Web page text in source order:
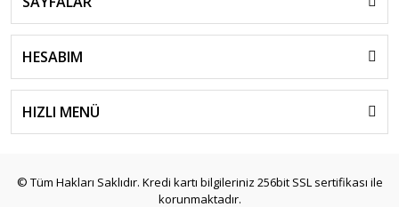
Doğuş Peluş Halı
Doğuş Tavşan Tüyü Turkuaz 100x140 cm
HESABIM
HIZLI MENÜ
© Tüm Hakları Saklıdır. Kredi kartı bilgileriniz 256bit SSL sertifikası ile
korunmaktadır.